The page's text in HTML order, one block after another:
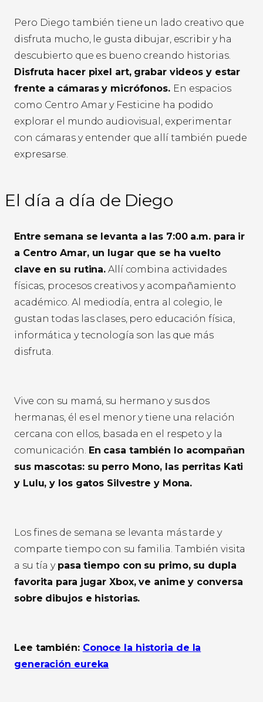
Pero Diego también tiene un lado creativo que
disfruta mucho, le gusta dibujar, escribir y ha
descubierto que es bueno creando historias.
Disfruta hacer pixel art, grabar videos y estar
frente a cámaras y micrófonos. En espacios
como Centro Amar y Festicine ha podido
explorar el mundo audiovisual, experimentar
con cámaras y entender que allí también puede
expresarse.
El día a día de Diego
Entre semana se levanta a las 7:00 a.m. para ir
a Centro Amar, un lugar que se ha vuelto
clave en su rutina. Allí combina actividades
físicas, procesos creativos y acompañamiento
académico. Al mediodía, entra al colegio, le
gustan todas las clases, pero educación física,
informática y tecnología son las que más
disfruta.
Vive con su mamá, su hermano y sus dos
hermanas, él es el menor y tiene una relación
cercana con ellos, basada en el respeto y la
comunicación. En casa también lo acompañan
sus mascotas: su perro Mono, las perritas Kati
y Lulu, y los gatos Silvestre y Mona.
Los fines de semana se levanta más tarde y
comparte tiempo con su familia. También visita
a su tía y pasa tiempo con su primo, su dupla
favorita para jugar Xbox, ve anime y conversa
sobre dibujos e historias.
Lee también: Conoce la historia de la
generación eureka